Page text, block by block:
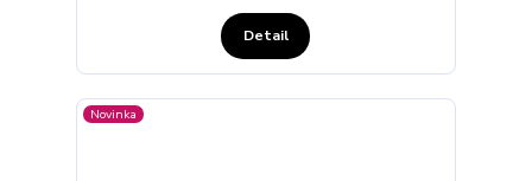
Detail
Novinka